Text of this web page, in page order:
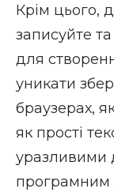
Крім цього,
записуйте та
для
уникати
браузерах,
як прості
уразливими
програмним